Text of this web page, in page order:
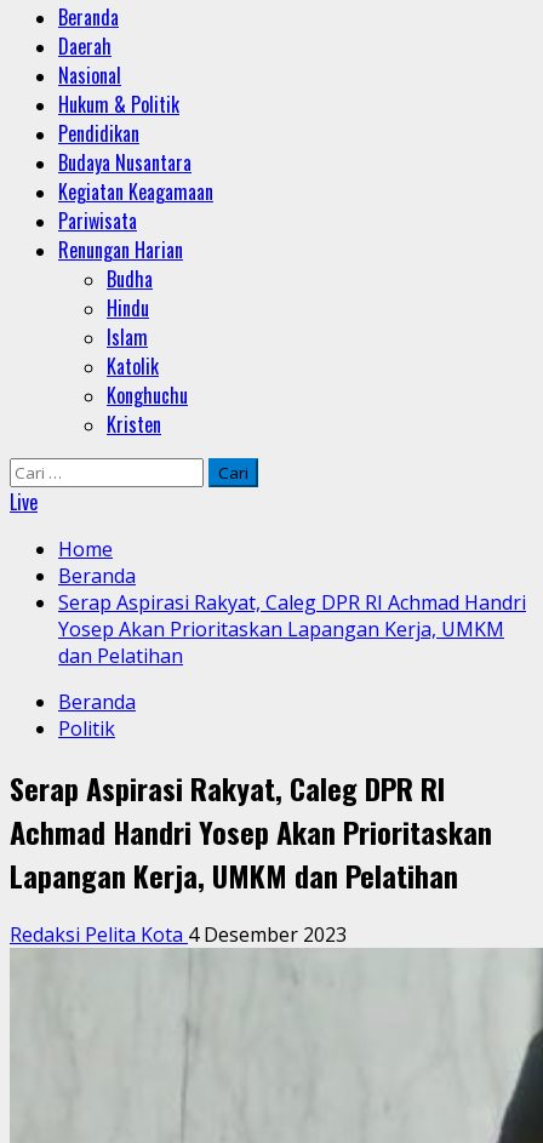
Primary
Menu
Beranda
Daerah
Nasional
Hukum & Politik
Pendidikan
Budaya Nusantara
Kegiatan Keagamaan
Pariwisata
Renungan Harian
Budha
Hindu
Islam
Katolik
Konghuchu
Kristen
Cari
untuk:
Live
Home
Beranda
Serap Aspirasi Rakyat, Caleg DPR RI Achmad Handri
Yosep Akan Prioritaskan Lapangan Kerja, UMKM
dan Pelatihan
Beranda
Politik
Serap Aspirasi Rakyat, Caleg DPR RI
Achmad Handri Yosep Akan Prioritaskan
Lapangan Kerja, UMKM dan Pelatihan
Redaksi Pelita Kota 4 Desember 2023